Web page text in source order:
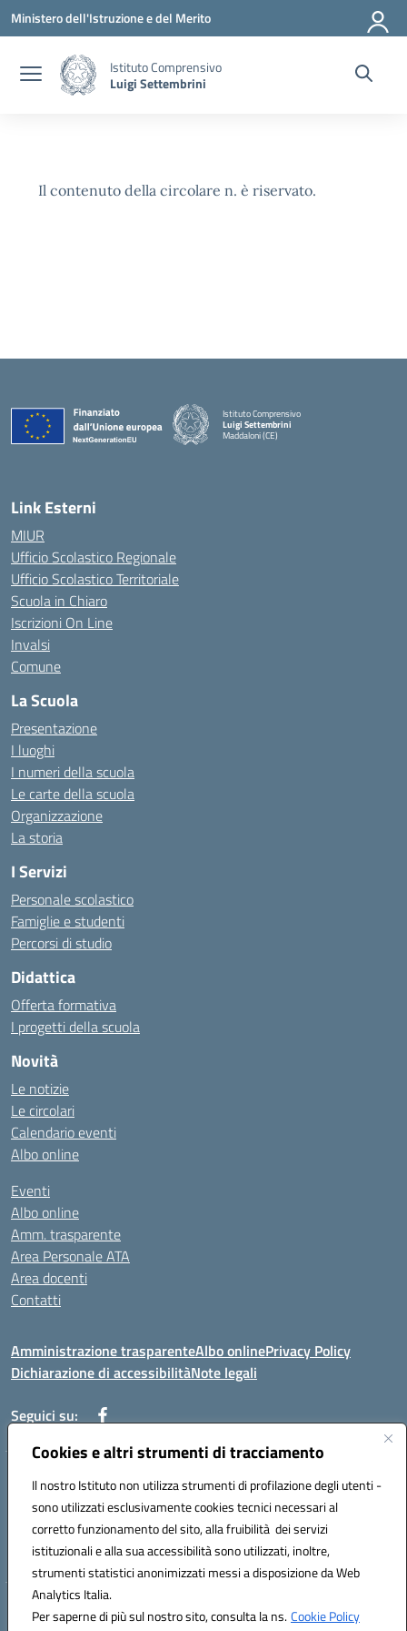
Cookies e altri strumenti di tracciamento
Il nostro Istituto non utilizza strumenti di profilazione degli utenti -
sono utilizzati esclusivamente cookies tecnici necessari al
corretto funzionamento del sito, alla fruibilità dei servizi
istituzionali e alla sua accessibilità sono utilizzati, inoltre,
strumenti statistici anonimizzati messi a disposizione da Web
Analytics Italia.
Per saperne di più sul nostro sito, consulta la ns.Cookie Policy
Vai ai contenuti
Vai al menu di navigazione
Vai al footer
Ministero dell'Istruzione e del Merito
Istituto Comprensivo
Luigi Settembrini
Il contenuto della circolare n. è riservato.
Istituto Comprensivo
Luigi Settembrini
Maddaloni (CE)
Link Esterni
MIUR
Ufficio Scolastico Regionale
Ufficio Scolastico Territoriale
Scuola in Chiaro
Iscrizioni On Line
Invalsi
Comune
La Scuola
Presentazione
I luoghi
I numeri della scuola
Le carte della scuola
Organizzazione
La storia
I Servizi
Personale scolastico
Famiglie e studenti
Percorsi di studio
Didattica
Offerta formativa
I progetti della scuola
Novità
Le notizie
Le circolari
Calendario eventi
Albo online
Eventi
Albo online
Amm. trasparente
Area Personale ATA
Area docenti
Contatti
Amministrazione trasparenteAlbo onlinePrivacy Policy
Dichiarazione di accessibilitàNote legali
Seguici su:
Indirizzo: VIA BRECCIAME, 46 - 81024 MADDALONI (CE)
Mail: CEIC8AU001@istruzione.it - Pec: CEIC8AU001@pec.istruzione.it -
Telefono: 0823408721
Meccanografico: CEIC8AU001
Codice fiscale: 93086080616
Hosting & Powered by 3D Solution S.r.l.